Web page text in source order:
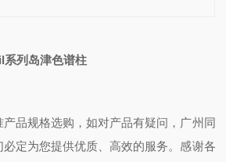
列岛津色谱柱
品规格选购，如对产品有疑问，广州同
定为您提供优质、高效的服务。感谢各